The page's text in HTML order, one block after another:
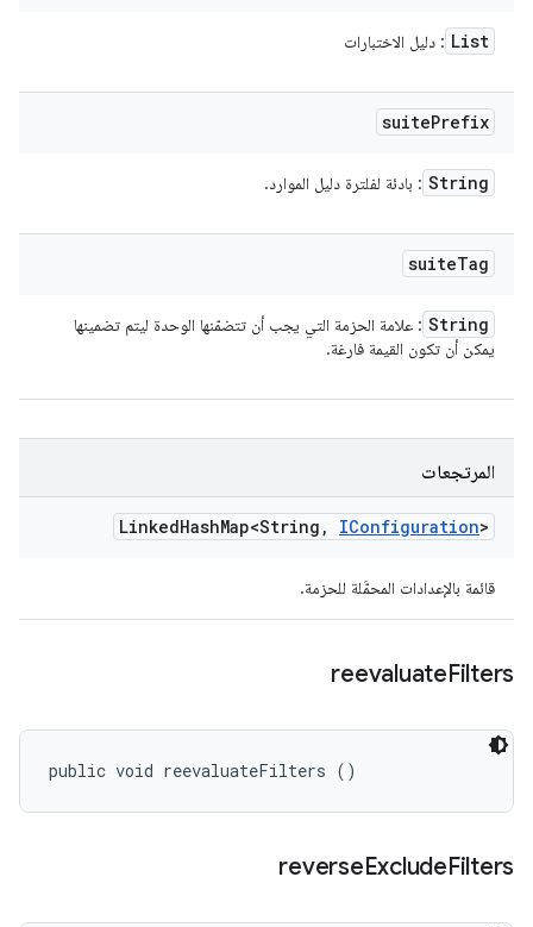
List : دليل الاختبارات
suitePrefix
String : بادئة لفلترة دليل الموارد.
suiteTag
String : علامة الحزمة التي يجب أن تتضمّنها الوحدة ليتم تضمينها
يمكن أن تكون القيمة فارغة.
المرتجعات
LinkedHashMap<String , IConfiguration>
قائمة بالإعدادات المحمَّلة للحزمة.
reevaluateFilters
public void reevaluateFilters ()
reverseExcludeFilters